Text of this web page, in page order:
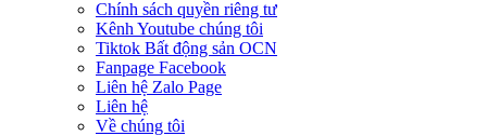
Chính sách quyền riêng tư
Kênh Youtube chúng tôi
Tiktok Bất động sản OCN
Fanpage Facebook
Liên hệ Zalo Page
Liên hệ
Về chúng tôi